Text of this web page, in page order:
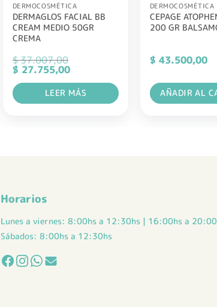
DERMOCOSMÉTICA
DERMAGLOS FACIAL BB
CREAM MEDIO 50GR
CREMA
$37.007,00
El
precio
original
era:
$ 37.007,00.
$ 27.755,00El
precio
actual
es:
$ 27.755,00.
LEER MÁS
DERMOCOSMÉTICA
CEPAGE
200 GR
$ 43.500,00
AÑADIR AL
Horarios
Lunes a viernes: 8:00hs a 12:30hs | 16:00hs a
Sábados: 8:00hs a 12:30hs